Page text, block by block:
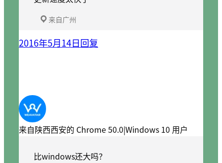
来自广州
2016年5月14日回复
来自陕西西安的 Chrome 50.0|Windows 10 用户
比windows还大吗？